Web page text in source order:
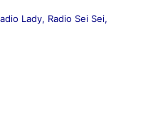
Lady, Radio Sei Sei,